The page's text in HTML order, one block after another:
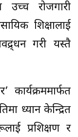
उच्च रोजगारी
शिक्षालाई
गरी यस्तै
ध्यान केन्द्रित
प्रशिक्षण र